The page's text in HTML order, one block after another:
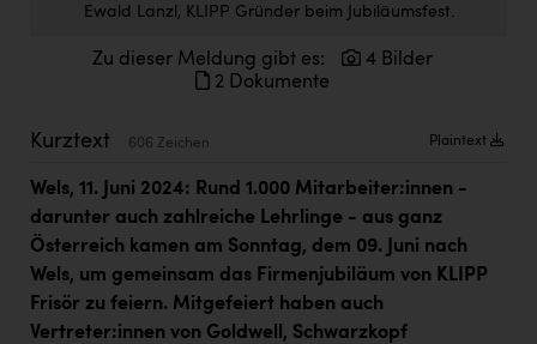
INTERSPAR
INTERSPORT Austria
Jane Goodall Institute Austria
Kärcher
Karin Liedl
KEBA
KIWI Kinderwunsch Institut Dr. Loimer
Ewald Lanzl, KLIPP Gründer beim Jubiläumsfest.
Zu dieser Meldung gibt es:
4 Bilder
2 Dokumente
Kurztext 606 Zeichen Plaintext
Wels, 11. Juni 2024: Rund 1.000 Mitarbeiter:innen -
darunter auch zahlreiche Lehrlinge - aus ganz
Österreich kamen am Sonntag, dem 09. Juni nach
Wels, um gemeinsam das Firmenjubiläum von KLIPP
Frisör zu feiern. Mitgefeiert haben auch
Vertreter:innen von Goldwell, Schwarzkopf